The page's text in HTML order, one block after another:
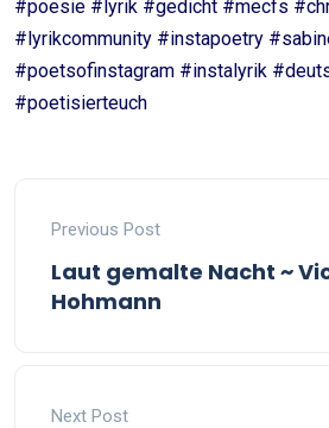
#poesie #lyrik #gedicht #mecfs
#lyrikcommunity #instapoetry
#poetsofinstagram #instalyrik
#poetisierteuch
Previous Post
Laut gemalte Nacht ~
Hohmann
Next Post